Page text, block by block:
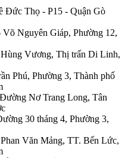
Đức Thọ - P15 - Quận Gò
Nguyên Giáp, Phường 12,
Vương, Thị trấn Di Linh,
Phú, Phường 3, Thành phố
Nơ Trang Long, Tân
30 tháng 4, Phường 3,
Văn Mảng, TT. Bến Lức,